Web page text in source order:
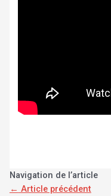
Navigation de l’article
← Article précédent